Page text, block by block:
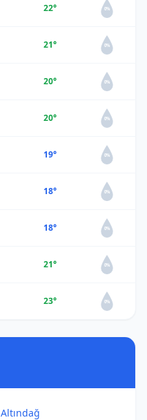
22° 0%
21° 0%
20° 0%
20° 0%
19° 0%
18° 0%
18° 0%
21° 0%
23° 0%
Altındağ